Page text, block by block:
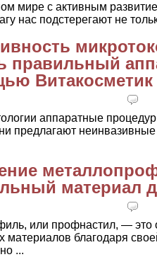
мире с активным
нас подстерегают не
правильный
Витакосметик
аппаратные
предлагают
материал
или профнастил, — это
материалов благодаря
...